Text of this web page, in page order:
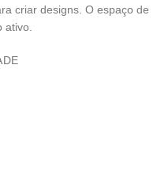
criar designs. O espaço de
ativo.